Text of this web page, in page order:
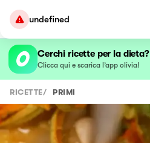
undefined
Cerchi ricette per la dieta?
Clicca qui e scarica l’app olivia!
RICETTE/ PRIMI